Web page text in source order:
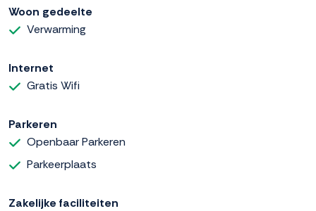
Woon gedeelte
Verwarming
Internet
Gratis Wifi
Parkeren
Openbaar Parkeren
Parkeerplaats
Zakelijke faciliteiten